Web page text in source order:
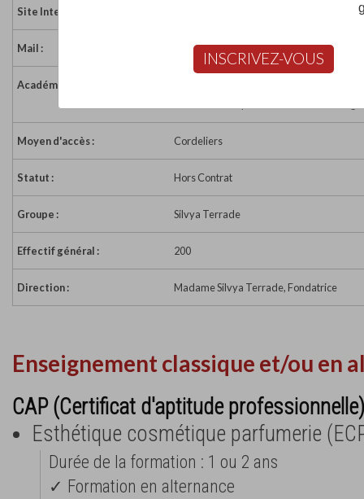
Site Internet : https://www.groupe-terrade.com/fr/
Mail : lyon@groupe-terrade.com
Académie :
Moyen d'accès : Cordeliers
Statut : Hors Contrat
Groupe : Silvya Terrade
Effectif général : 200
Direction : Madame Silvya Terrade, Fondatrice
Enseignement classique et/ou en
CAP (Certificat d'aptitude professionnelle)
Esthétique cosmétique parfumerie
Durée de la formation : 1 ou 2 ans
✓ Formation en alternance
INSCRIVEZ-VOUS